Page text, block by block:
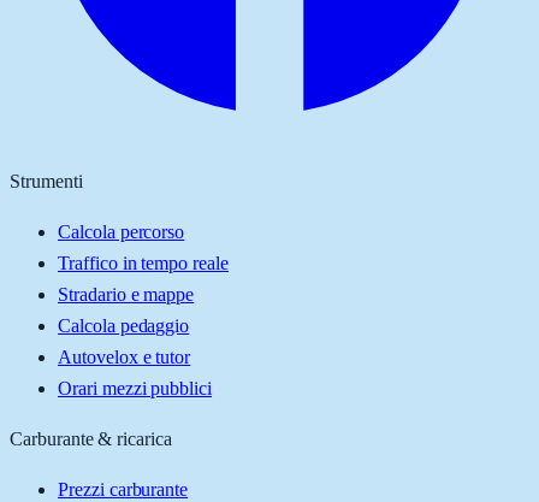
Strumenti
Calcola percorso
Traffico in tempo reale
Stradario e mappe
Calcola pedaggio
Autovelox e tutor
Orari mezzi pubblici
Carburante & ricarica
Prezzi carburante